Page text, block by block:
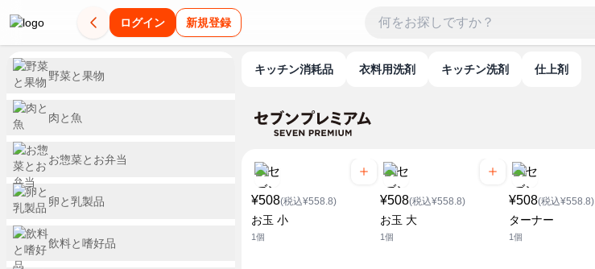
ログイン 新規登録
キッチン消耗品 衣料用洗剤 キッチン洗剤 仕上剤
¥508(税込¥558.8)
お玉 小
1個
¥508(税込¥558.8)
お玉 大
1個
¥508(税込¥558.8)
ターナー
1個
野菜と果物
肉と魚
お惣菜とお弁当
卵と乳製品
飲料と嗜好品